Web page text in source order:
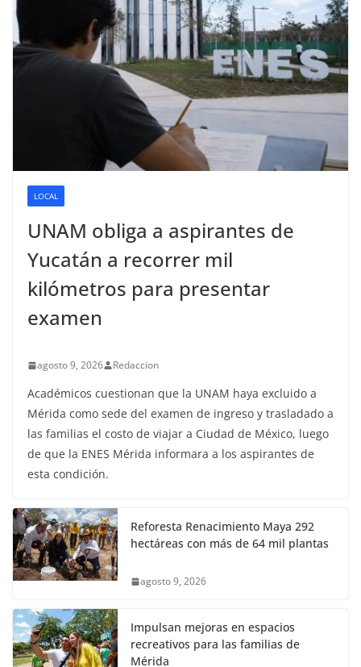
LOCAL
UNAM obliga a aspirantes de
Yucatán a recorrer mil
kilómetros para presentar
examen
agosto 9, 2026 Redaccion
Académicos cuestionan que la UNAM haya excluido a
Mérida como sede del examen de ingreso y trasladado a
las familias el costo de viajar a Ciudad de México, luego
de que la ENES Mérida informara a los aspirantes de
esta condición.
Reforesta Renacimiento Maya 292
hectáreas con más de 64 mil plantas
agosto 9, 2026
Impulsan mejoras en espacios
recreativos para las familias de
Mérida